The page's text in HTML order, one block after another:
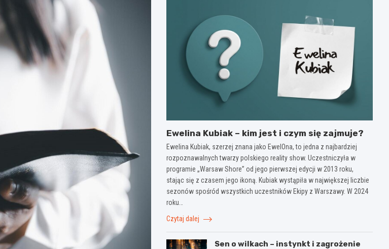
Ewelina Kubiak – kim jest i czym się zajmuje?
Ewelina Kubiak, szerzej znana jako EwelOna, to jedna z najbardziej
rozpoznawalnych twarzy polskiego reality show. Uczestniczyła w
programie „Warsaw Shore” od jego pierwszej edycji w 2013 roku,
stając się z czasem jego ikoną. Kubiak wystąpiła w największej liczbie
sezonów spośród wszystkich uczestników Ekipy z Warszawy. W 2024
roku…
Czytaj dalej
Sen o wilkach – instynkt i zagrożenie